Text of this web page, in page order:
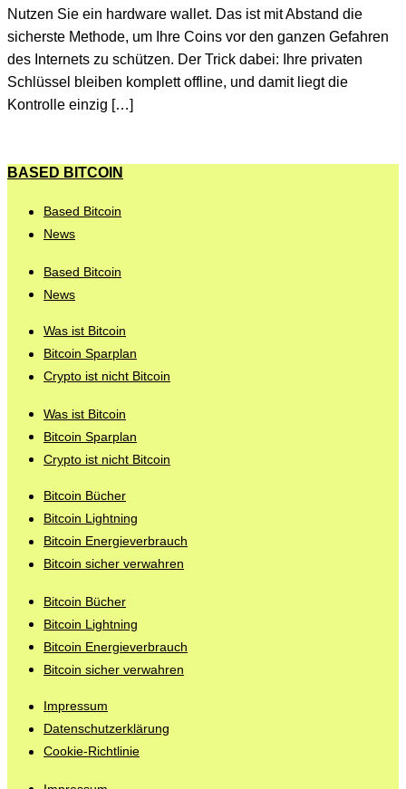
Nutzen Sie ein hardware wallet. Das ist mit Abstand die
sicherste Methode, um Ihre Coins vor den ganzen Gefahren
des Internets zu schützen. Der Trick dabei: Ihre privaten
Schlüssel bleiben komplett offline, und damit liegt die
Kontrolle einzig […]
BASED BITCOIN
Based Bitcoin
News
Based Bitcoin
News
Was ist Bitcoin
Bitcoin Sparplan
Crypto ist nicht Bitcoin
Was ist Bitcoin
Bitcoin Sparplan
Crypto ist nicht Bitcoin
Bitcoin Bücher
Bitcoin Lightning
Bitcoin Energieverbrauch
Bitcoin sicher verwahren
Bitcoin Bücher
Bitcoin Lightning
Bitcoin Energieverbrauch
Bitcoin sicher verwahren
Impressum
Datenschutzerklärung
Cookie-Richtlinie